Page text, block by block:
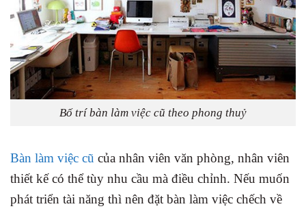
Bố trí bàn làm việc cũ theo phong thuỷ
Bàn làm việc cũ của nhân viên văn phòng, nhân viên
thiết kế có thể tùy nhu cầu mà điều chỉnh. Nếu muốn
phát triển tài năng thì nên đặt bàn làm việc chếch về